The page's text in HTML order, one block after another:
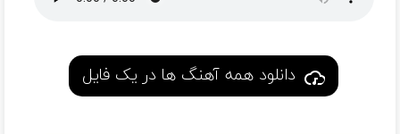
دست بردار از سرمن باتو بارون دیده شدم
حوصله ای دیگه نموند رودست بردنت هیچیم نبود
دانلود همه آهنگ ها در یک فایل